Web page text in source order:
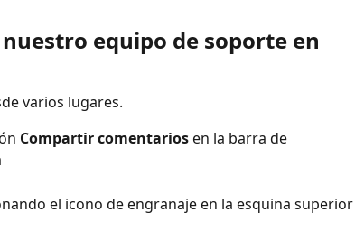
equipo de soporte en
varios lugares.
Compartir comentarios en la barra de
el icono de engranaje en la esquina superior